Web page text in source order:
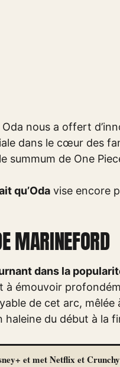
nous a offert
dans le cœur des
summum de One
qu’Oda vise encore
MARINEFORD
dans la
à émouvoir
de cet arc,
haleine du début à la
et met Netflix et